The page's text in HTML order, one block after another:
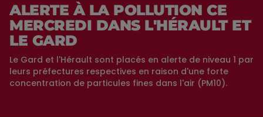
ALERTE À LA POLLUTION CE
MERCREDI DANS L'HÉRAULT ET
LE GARD
Le Gard et l'Hérault sont placés en alerte de niveau 1 par
leurs préfectures respectives en raison d'une forte
concentration de particules fines dans l'air (PM10).